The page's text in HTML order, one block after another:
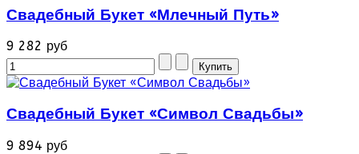
Свадебный Букет «Млечный Путь»
9 282 руб
Свадебный Букет «Символ Свадьбы»
9 894 руб